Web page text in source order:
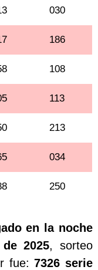
030
186
108
113
213
034
250
en la noche
2025, sorteo
fue:7326 serie